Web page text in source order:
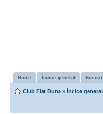
Home Índice general Buscar
Club Fiat Duna » Índice general